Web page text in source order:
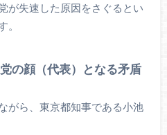
が失速した原因をさぐるとい
。
の顔（代表）となる矛盾
がら、東京都知事である小池